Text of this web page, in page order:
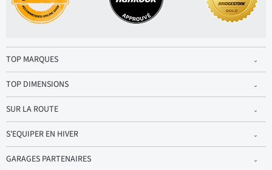
TOP MARQUES
TOP DIMENSIONS
SUR LA ROUTE
S'EQUIPER EN HIVER
GARAGES PARTENAIRES